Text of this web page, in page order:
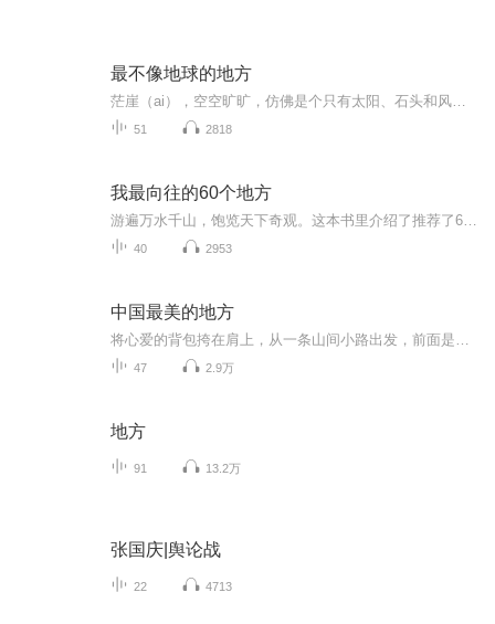
最不像地球的地方
51 2818
我最向往的60个地方
40 2953
中国最美的地方
47 2.9万
地方
91 13.2万
张国庆|舆论战
22 4713